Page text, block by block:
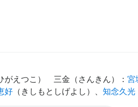
がえつこ ） 三金（さんきん） ： 宮
好 （ きしもとしげよし ）、 知念久光